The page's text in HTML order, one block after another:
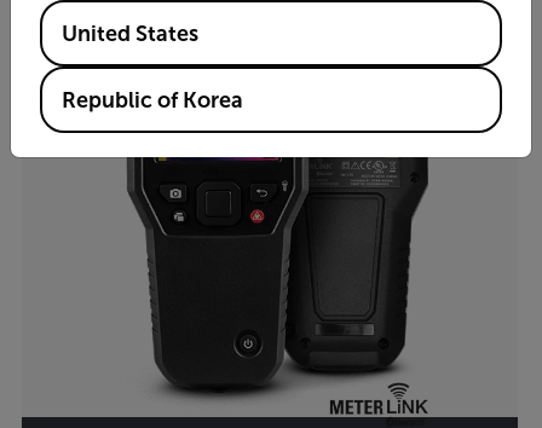
Available Locations
United States
Republic of Korea